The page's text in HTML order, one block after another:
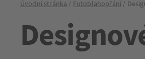
Úvodní stránka Fotoblahopřání